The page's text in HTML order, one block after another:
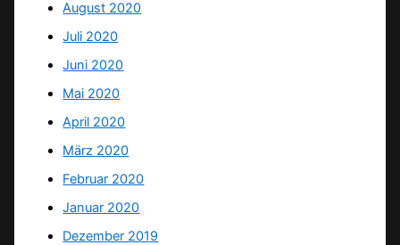
August 2020
Juli 2020
Juni 2020
Mai 2020
April 2020
März 2020
Februar 2020
Januar 2020
Dezember 2019